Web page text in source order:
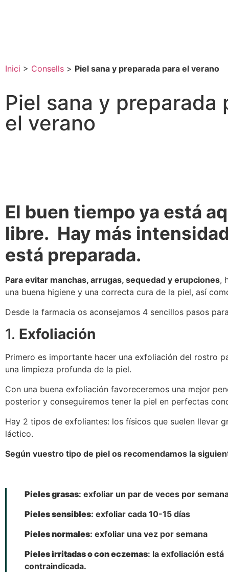
Inici > Consells > Piel sana y preparada para el verano
Piel sana y preparada
el verano
El buen tiempo ya está
libre. Hay más
está preparada.
Para evitar manchas, arrugas, sequedad y erupciones,
una buena higiene y una correcta cura de la piel, así
Desde la farmacia os aconsejamos 4 sencillos pasos
1. Exfoliación
Primero es importante hacer una exfoliación del rostro
una limpieza profunda de la piel.
Con una buena exfoliación favoreceremos una mejor
posterior y conseguiremos tener la piel en perfectas
Hay 2 tipos de exfoliantes: los físicos que suelen llevar
láctico.
Según vuestro tipo de piel os recomendamos la
Pieles grasas: exfoliar un par de veces por
Pieles sensibles: exfoliar cada 10-15 días
Pieles normales: exfoliar una vez por semana
Pieles irritadas o con eczemas: la exfoliación está
contraindicada.